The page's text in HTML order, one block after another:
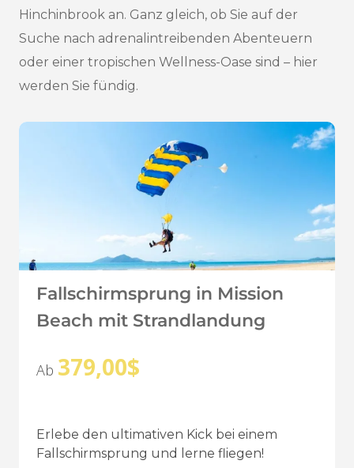
Hinchinbrook an. Ganz gleich, ob Sie auf der
Suche nach adrenalintreibenden Abenteuern
oder einer tropischen Wellness-Oase sind – hier
werden Sie fündig.
Fallschirmsprung in Mission
Beach mit Strandlandung
Ab 379,00$
Erlebe den ultimativen Kick bei einem
Fallschirmsprung und lerne fliegen!